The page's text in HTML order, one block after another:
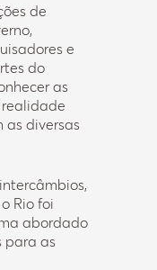
de
e
do
as
as diversas
Rio foi
abordado
para as